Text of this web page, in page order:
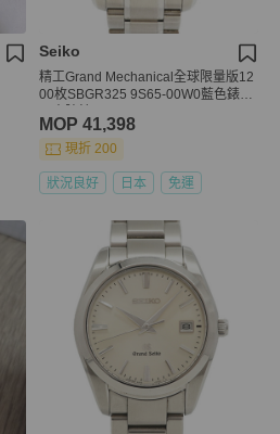
Seiko
精工Grand Mechanical全球限量版12
00枚SBGR325 9S65-00W0藍色錶盤
MOP 41,398
現折 200
狀況良好 日本 免運